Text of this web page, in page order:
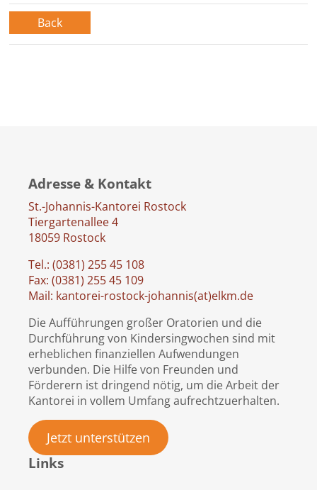
Back
Adresse & Kontakt
St.-Johannis-Kantorei Rostock
Tiergartenallee 4
18059 Rostock
Tel.: (0381) 255 45 108
Fax: (0381) 255 45 109
Mail: kantorei-rostock-johannis(at)elkm.de
Die Aufführungen großer Oratorien und die
Durchführung von Kindersingwochen sind mit
erheblichen finanziellen Aufwendungen
verbunden. Die Hilfe von Freunden und
Förderern ist dringend nötig, um die Arbeit der
Kantorei in vollem Umfang aufrechtzuerhalten.
Jetzt unterstützen
Links